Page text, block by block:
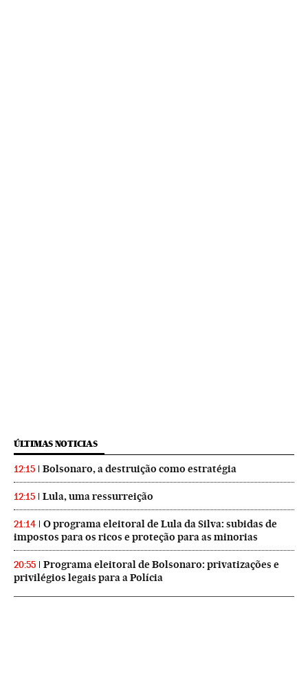
ÚLTIMAS NOTICIAS
12:15 Bolsonaro, a destruição como estratégia
12:15 Lula, uma ressurreição
21:14
O programa eleitoral de Lula da Silva: subidas de
impostos para os ricos e proteção para as minorias
20:55
Programa eleitoral de Bolsonaro: privatizações e
privilégios legais para a Polícia